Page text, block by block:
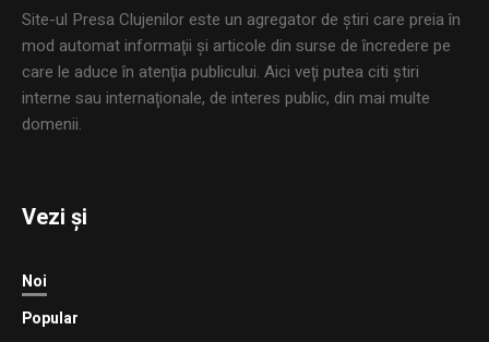
Site-ul Presa Clujenilor este un agregator de ştiri care preia în
mod automat informaţii şi articole din surse de încredere pe
care le aduce în atenţia publicului. Aici veţi putea citi ştiri
interne sau internaţionale, de interes public, din mai multe
domenii.
Vezi și
Noi
Popular